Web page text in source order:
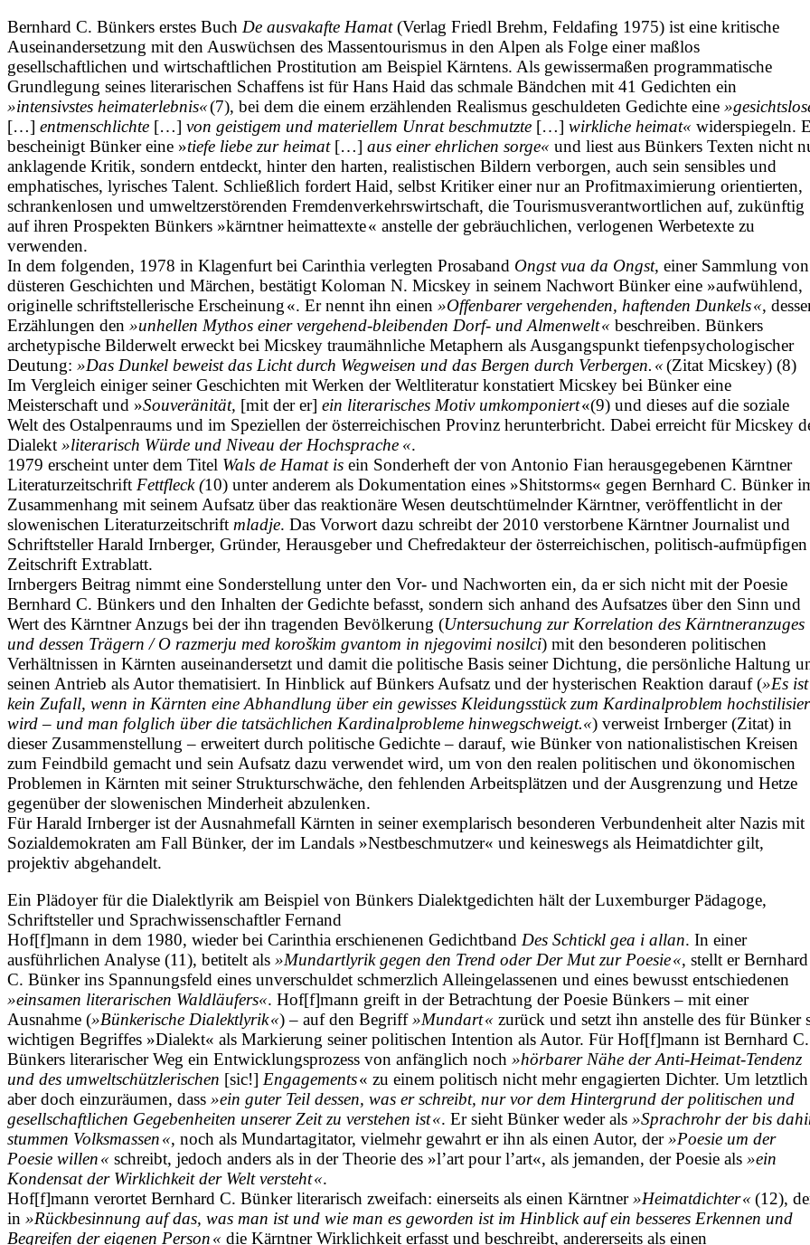
Bernhard C. Bünkers erstes Buch De a­us­va­kafte Hamat(Verlag Friedl Brehm, Feldafing 1975) ist eine kritische
Auseinandersetzung mit den Auswüchsen des Massen­tourismus in den Alpen als Folge einer maßlos
gesellschaftlichen und wirtschaftlichen Prostitution am Beispiel Kärntens. Als gewissermaßen programmatische
Grundlegung seines literarischen Schaffens ist für Hans Haid das schmale Bändchen mit 41 Gedichten ein
»intensivstes heimaterlebnis«(7), bei dem die einem erzählenden Realismus geschuldeten Gedichte eine
[…] entmenschlichte […] von geistigem und materiellem Unrat beschmutzte […] wirkliche heimat« widerspiegeln.
bescheinigt Bünker eine »tiefe liebe zur heimat[…] aus einer ehrlichen sorge« und liest aus Bünkers Texten nicht
anklagende Kritik, sondern entdeckt, hinter den harten, realistischen Bildern verborgen, auch sein sensibles und
emphatisches, lyrisches Talent. Schließlich fordert Haid, selbst Kritiker einer nur an Profitmaxi­mierung orientierten,
schrankenlosen und umweltzerstörenden Fremdenverkehrswirtschaft, die Tourismusverantwortlichen auf, zukünftig
auf ihren Prospekten Bünkers »kärntner heimattexte « anstelle der gebräuchlichen, verlogenen Werbetexte zu
verwenden.
In dem folgenden, 1978 in Klagenfurt bei Carinthia verlegten Prosa­band Ongst vua da Ongst, einer Sammlung von
düsteren Geschichten und Märchen, bestätigt Koloman N. Micskey in seinem Nachwort Bünker eine »aufwühlend,
originelle schriftstellerische Erscheinung «. Er nennt ihn einen »Offenbarer vergehenden, haftenden Dunkels «,
Erzählungen den »unhellen Mythos einer vergehend-bleibenden Dorf- und Almenwelt « beschreiben. Bünkers
archetypische Bilder­welt erweckt bei Micskey traumähnliche Metaphern als Ausgangspunkt tiefenpsychologischer
Deutung: »Das Dunkel beweist das Licht durch Wegweisen und das Bergen durch Verbergen. «(Zitat Micskey) (8)
Im Vergleich einiger seiner Geschichten mit Werken der Weltliteratur konstatiert Micskey bei Bünker eine
Meisterschaft und »Souveränität, [mit der er] ein literarisches Motiv umkomponiert«(9) und dieses auf die soziale
Welt des Ostalpenraums und im Speziellen der österreichischen Provinz herunterbricht. Dabei erreicht für Micskey
Dialekt »literarisch Würde und Niveau der Hochsprache «.
1979 erscheint unter dem Titel Wals de Hamat is ein Sonderheft der von Antonio Fian herausgegebenen Kärntner
Literaturzeitschrift Fettfleck (10) unter anderem als Dokumentation eines »Shitstorms« gegen Bernhard C. Bünker
Zusammenhang mit seinem Aufsatz über das reaktionäre Wesen deutschtümelnder Kärntner, veröffentlicht in der
slowenischen Literaturzeitschrift mladje. Das Vorwort dazu schreibt der 2010 verstorbene Kärntner Journalist und
Schriftsteller Harald Irnberger, Gründer, Herausgeber und Chefredakteur der österreichischen, politisch-aufmüpfigen
Zeitschrift Extrablatt.
Irnbergers Beitrag nimmt eine Sonderstellung unter den Vor- und Nachworten ein, da er sich nicht mit der Poesie
Bernhard C. Bünkers und den Inhalten der Gedichte befasst, sondern sich anhand des Auf­satzes über den Sinn und
Wert des Kärntner Anzugs bei der ihn tragenden Bevölkerung (Untersuchung zur Korrelation des Kärntner­anzuges
und dessen Trägern / O razmerju med koroškim gvantom in njegovimi nosilci) mit den besonderen politischen
Verhältnissen in Kärnten auseinandersetzt und damit die politische Basis seiner Dichtung, die persönliche Haltung
seinen Antrieb als Autor thematisiert. In Hinblick auf Bünkers Aufsatz und der hysterischen Reaktion darau­f (»Es ist
kein Zufall, wenn in Kärnten eine Abhandlung über ein gewisses Kleidungsstück zum Kardinalproblem
wird – und man folglich über die tatsächlichen Kardinalpro­bleme hinwegschweigt.«) verweist Irnberger (Zitat) in
dieser Zusammenstellun­g – erwei­tert durch politische Gedichte – darauf, wie Bünker von nationalistischen Kreisen
zum Feindbild gemacht und sein Aufsatz dazu verwendet wird, um von den realen politischen und ökonomischen
Problemen in Kärnten mit seiner Strukturschwäche, den fehlenden Arbeitsplätzen und der Ausgrenzung und Hetze
gegenüber der slowenischen Minderheit abzulenken.
Für Harald Irnberger ist der Ausnahmefall Kärnten in seiner exemplarisch besonderen Verbundenheit alter Nazis mit
Sozialdemokraten am Fall Bünker, der im Landals »Nestbeschmutzer« und keineswegs als Heimatdichter gilt,
projektiv abgehandelt.
Ein Plädoyer für die Dialektlyrik am Beispiel von Bünkers Dialektgedichten hält der Luxemburger Pädagoge,
Schriftsteller und Sprachwissenschaftler Fernand
H­of[f]mann in dem 1980, wieder bei Carinthia erschienenen Gedichtband Des Schtickl gea i allan. In einer
ausführlichen Analyse (11), betitelt als »Mundartlyrik gegen den Trend oder Der Mut zur Poesie «, stellt er Bernhard
C. Bünker ins Spannungsfeld eines unverschuldet schmerzlich Alleingelassenen und eines bewusst entschiedenen
»einsamen literarischen Waldläufers«. Hof[f]mann greift in der Betrachtung der Poesie Bünkers – mit einer
Ausnahme (»Bünkerische Dialektlyrik «) – auf den Begriff»Mundart « zurück und setzt ihn anstelle des für Bünker
wichtigen Begriffes »Dialekt« als Markierung seiner politischen Intention als Autor. Für Hof[f]mann ist Bernhard C.
Bünkers literarischer Weg ein Entwicklungsprozess von anfänglich noch »hörbarer Nähe der Anti-Heimat-Tendenz
und des umweltschützlerischen [sic!] Engagements« zu einem poli­tisch nicht mehr engagierten Dichter. Um letztlich
aber doch einzuräumen, dass »ein guter Teil dessen, was er schreibt, nur vor dem Hintergrund der politischen und
gesellschaftlichen Gegebenheiten unserer Zeit zu verstehen ist «. Er sieht Bünker weder als »Sprachrohr der bis
stummen Volksmassen «, noch als Mundartagitator, vielmehr gewahrt er ihn als einen Autor, der»Poesie um der
Poesie willen « schreibt, jedoch anders als in der Theorie des »l’art pour l’art«, als jemanden, der Poesie als »ein
Kondensat der Wirklichkeit der Welt versteht «.
Hof[f]mann verortet Bernhard C. Bünker literarisch zweifach: einerseits als einen Kärntner»Heimatdichter « (12),
in »Rückbesinnung auf das, was man ist und wie man es geworden ist im Hinblick auf ein besseres Erkennen und
Begreifen der eigenen Person « die Kärntner Wirklichkeit erfasst und beschreibt, andererseits als einen